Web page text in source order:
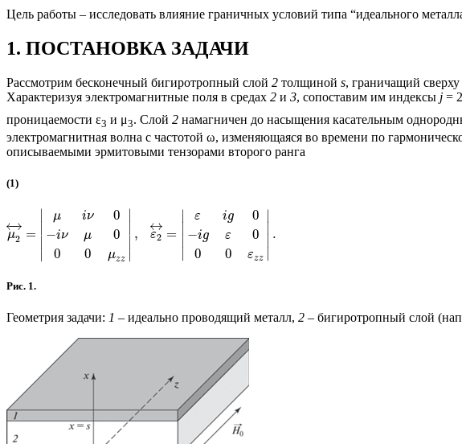
Цель работы – исследовать влияние граничных условий типа “идеального
1. ПОСТАНОВКА ЗАДАЧИ
Рассмотрим бесконечный бигиротропный слой 2 толщиной s, граничащий
Характеризуя электромагнитные поля в средах 2 и 3, сопоставим им индексы j =
проницаемости ε3 и μ3. Слой 2 намагничен до насыщения касательным
электромагнитная волна с частотой ω, изменяющаяся во времени по
описываемыми эрмитовыми тензорами второго ранга
(1)
μ2
←
→
=
∣
∣
∣
μ
−iν
0
iν
μ
0
0
0
μzz
∣
∣
∣ , ε2
↔
=
∣
∣
ε
−ig
0
ig
ε
0
0
0
εzz
∣
∣ .
Рис. 1.
Геометрия задачи: 1 – идеально проводящий металл, 2 – бигиротропный слой